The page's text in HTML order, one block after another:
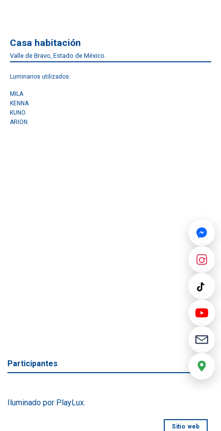
Casa habitación
Valle de Bravo, Estado de México.
Luminarios utilizados:
MILA
KENNA
KUNO
ARION
Participantes
Iluminado por PlayLux.
Sitio web